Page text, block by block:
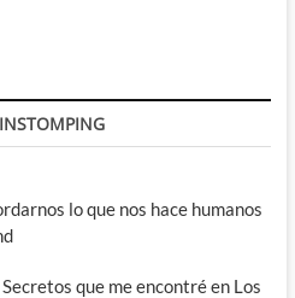
lo que nos hace humanos
que me encontré en Los